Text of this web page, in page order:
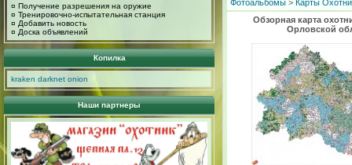
¤ Получение разрешения на оружие
¤ Тренировочно-испытательная станция
¤ Добавить новость
¤ Доска объявлений
Копилка
kraken darknet onion
Наши партнеры
Фотоальбомы > Карты
Обзорная карта
Орловской